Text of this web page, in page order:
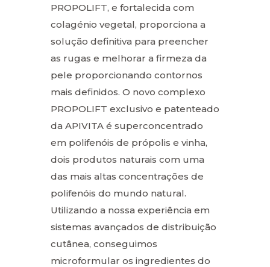
PROPOLIFT, e fortalecida com
colagénio vegetal, proporciona a
solução definitiva para preencher
as rugas e melhorar a firmeza da
pele proporcionando contornos
mais definidos. O novo complexo
PROPOLIFT exclusivo e patenteado
da APIVITA é superconcentrado
em polifenóis de própolis e vinha,
dois produtos naturais com uma
das mais altas concentrações de
polifenóis do mundo natural.
Utilizando a nossa experiência em
sistemas avançados de distribuição
cutânea, conseguimos
microformular os ingredientes do